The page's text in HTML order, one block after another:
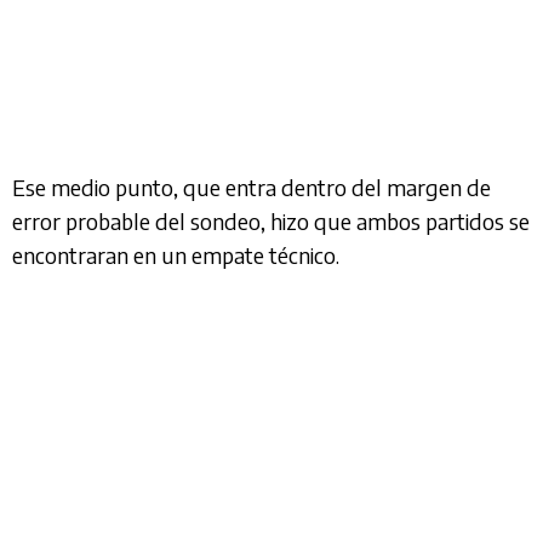
Ese medio punto, que entra dentro del margen de
error probable del sondeo, hizo que ambos partidos se
encontraran en un empate técnico.